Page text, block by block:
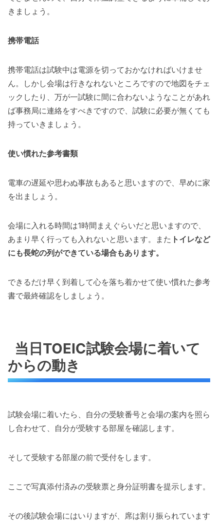
きましょう。
携帯電話
携帯電話は試験中は電源を切っておかなければいけませ
ん。しかし会場は行きなれないところですので地図をチェ
ックしたり、万が一試験に間に合わないようなことがあれ
ば事務局に連絡をすべきですので、試験に必要が無くても
持っていきましょう。
使い慣れた参考書類
電車の遅延や思わぬ事故もあると思いますので、早めに家
を出ましょう。
会場に入れる時間は1時間まえぐらいだと思いますので、
あまり早く行っても入れないと思います。また トイレなど
にも長蛇の列ができている場合もあります。
できるだけ早く到着して心を落ち着かせて使い慣れた参考
書で最終確認をしましょう。
当日TOEIC試験会場に着いて
からの動き
試験会場に着いたら、自分の受験番号と会場の案内を照ら
し合わせて、自分が受験する部屋を確認します。
そして受験する部屋の前で受付をします。
ここで写真添付済みの受験票と身分証明書を提示します。
その後試験会場にはいりますが、席は割り振られています